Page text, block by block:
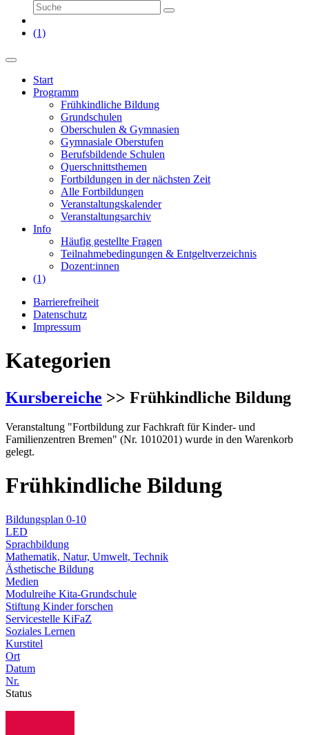
(1)
Start
Programm
Frühkindliche Bildung
Grundschulen
Oberschulen & Gymnasien
Gymnasiale Oberstufen
Berufsbildende Schulen
Querschnittsthemen
Fortbildungen in der nächsten Zeit
Alle Fortbildungen
Veranstaltungskalender
Veranstaltungsarchiv
Info
Häufig gestellte Fragen
Teilnahmebedingungen & Entgeltverzeichnis
Dozent:innen
(1)
Barrierefreiheit
Datenschutz
Impressum
Kategorien
Kursbereiche >> Frühkindliche Bildung
Veranstaltung "Fortbildung zur Fachkraft für Kinder- und
Familienzentren Bremen" (Nr. 1010201) wurde in den Warenkorb
gelegt.
Frühkindliche Bildung
Bildungsplan 0-10
LED
Sprachbildung
Mathematik, Natur, Umwelt, Technik
Ästhetische Bildung
Medien
Modulreihe Kita-Grundschule
Stiftung Kinder forschen
Servicestelle KiFaZ
Soziales Lernen
Kurstitel
Ort
Datum
Nr.
Status